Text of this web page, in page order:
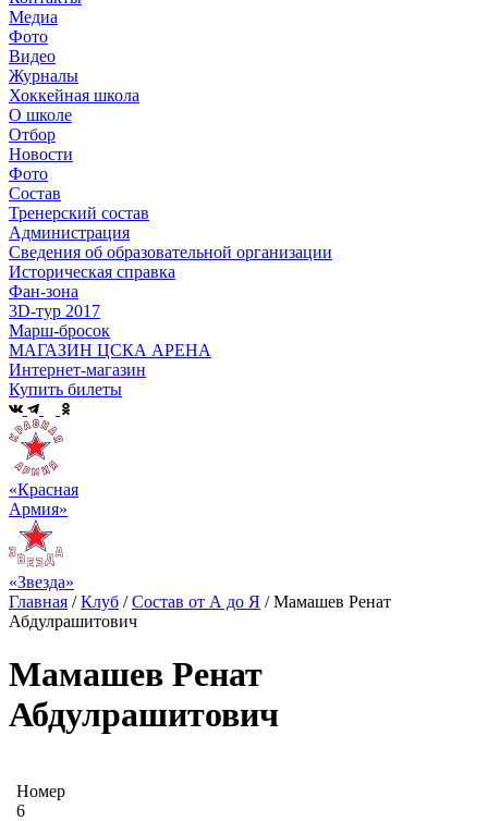
Медиа
Фото
Видео
Журналы
Хоккейная школа
О школе
Отбор
Новости
Фото
Состав
Тренерский состав
Администрация
Сведения об образовательной организации
Историческая справка
Фан-зона
3D-тур 2017
Марш-бросок
МАГАЗИН ЦСКА АРЕНА
Интернет-магазин
Купить билеты
«Красная
Армия»
«Звезда»
Главная /Клуб /Состав от А до Я /Мамашев Ренат
Абдулрашитович
Мамашев Ренат
Абдулрашитович
Номер
6